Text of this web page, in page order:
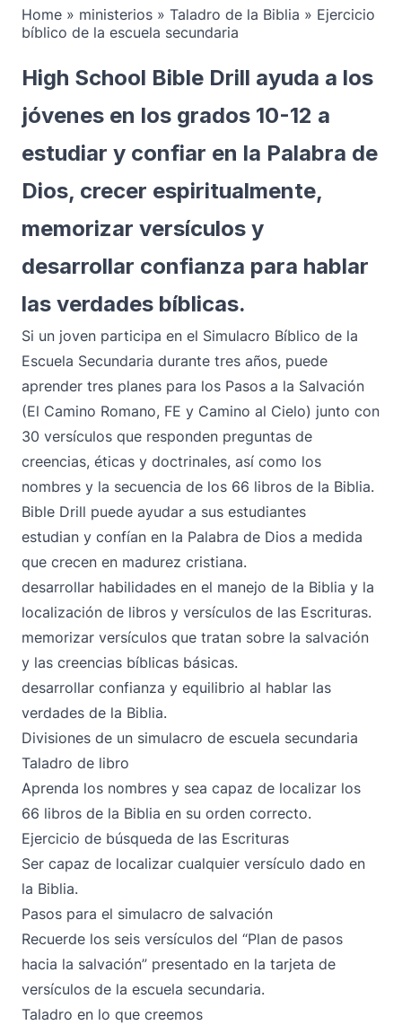
Home » ministerios » Taladro de la Biblia » Ejercicio
bíblico de la escuela secundaria
High School Bible Drill ayuda a los
jóvenes en los grados 10-12 a
estudiar y confiar en la Palabra de
Dios, crecer espiritualmente,
memorizar versículos y
desarrollar confianza para hablar
las verdades bíblicas.
Si un joven participa en el Simulacro Bíblico de la
Escuela Secundaria durante tres años, puede
aprender tres planes para los Pasos a la Salvación
(El Camino Romano, FE y Camino al Cielo) junto con
30 versículos que responden preguntas de
creencias, éticas y doctrinales, así como los
nombres y la secuencia de los 66 libros de la Biblia.
Bible Drill puede ayudar a sus estudiantes
estudian y confían en la Palabra de Dios a medida
que crecen en madurez cristiana.
desarrollar habilidades en el manejo de la Biblia y la
localización de libros y versículos de las Escrituras.
memorizar versículos que tratan sobre la salvación
y las creencias bíblicas básicas.
desarrollar confianza y equilibrio al hablar las
verdades de la Biblia.
Divisiones de un simulacro de escuela secundaria
Taladro de libro
Aprenda los nombres y sea capaz de localizar los
66 libros de la Biblia en su orden correcto.
Ejercicio de búsqueda de las Escrituras
Ser capaz de localizar cualquier versículo dado en
la Biblia.
Pasos para el simulacro de salvación
Recuerde los seis versículos del “Plan de pasos
hacia la salvación” presentado en la tarjeta de
versículos de la escuela secundaria.
Taladro en lo que creemos